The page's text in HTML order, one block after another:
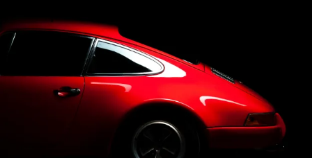
ACCUEIL
06 13 37 15